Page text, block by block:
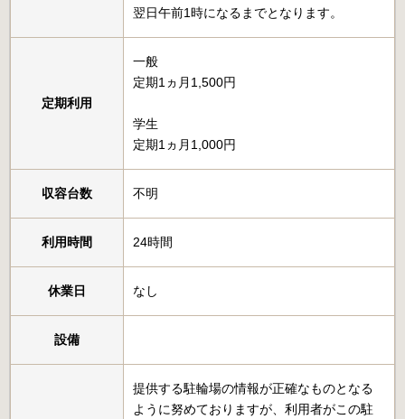
翌日午前1時になるまでとなります。
定期利用
一般
定期1ヵ月1,500円
学生
定期1ヵ月1,000円
収容台数 不明
利用時間 24時間
休業日 なし
設備
提供する駐輪場の情報が正確なものとなる
ように努めておりますが、利用者がこの駐